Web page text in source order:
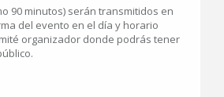
90 minutos) serán transmitidos en
del evento en el día y horario
organizador donde podrás tener